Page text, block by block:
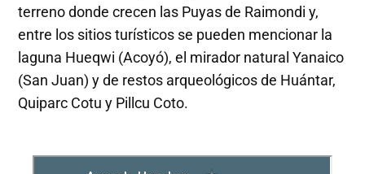
terreno donde crecen las Puyas de Raimondi y,
entre los sitios turísticos se pueden mencionar la
laguna Hueqwi (Acoyó), el mirador natural Yanaico
(San Juan) y de restos arqueológicos de Huántar,
Quiparc Cotu y Pillcu Coto.